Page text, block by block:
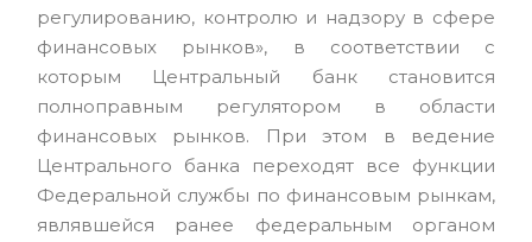
регулированию, контролю и надзору в сфере
финансовых рынков», в соответствии с
которым Центральный банк становится
полноправным регулятором в области
финансовых рынков. При этом в ведение
Центрального банка переходят все функции
Федеральной службы по финансовым рынкам,
являвшейся ранее федеральным органом